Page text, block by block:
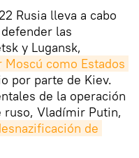
Rusia lleva a cabo
las
y Lugansk,
como Estados
por parte de Kiev.
de la operación
Vladímir Putin,
de